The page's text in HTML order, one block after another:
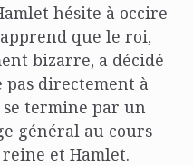
hésite à occire
que le roi,
bizarre, a décidé
pas directement à
se termine par un
général au cours
et Hamlet.